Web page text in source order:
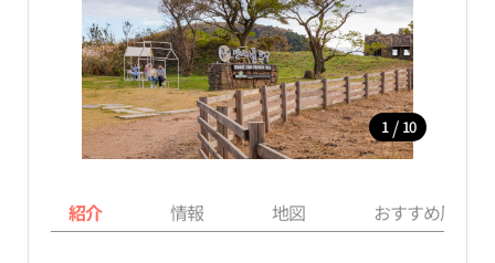
1 / 10
紹介 情報 地図 おすすめ周辺